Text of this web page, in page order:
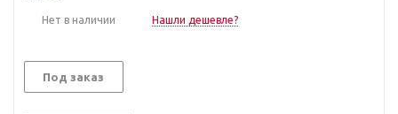
Нет в наличии Нашли дешевле?
Под заказ